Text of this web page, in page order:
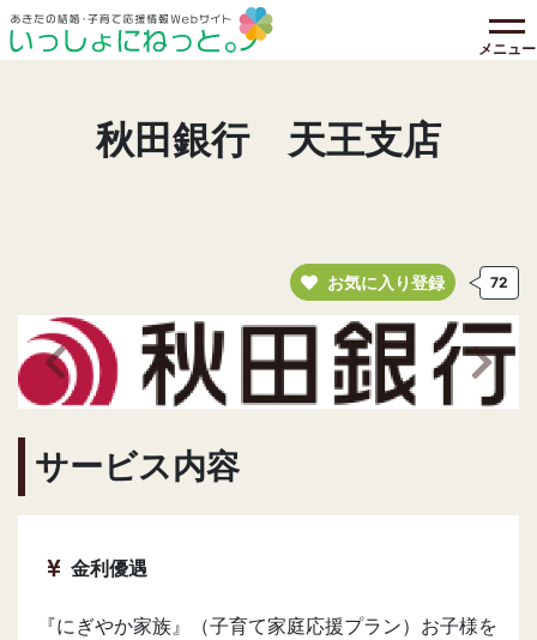
メニュー
秋田銀行 天王支店
お気に入り登録 72
前の画像へ 次の
サービス内容
金利優遇
『にぎやか家族』（子育て家庭応援プラン）お子様を